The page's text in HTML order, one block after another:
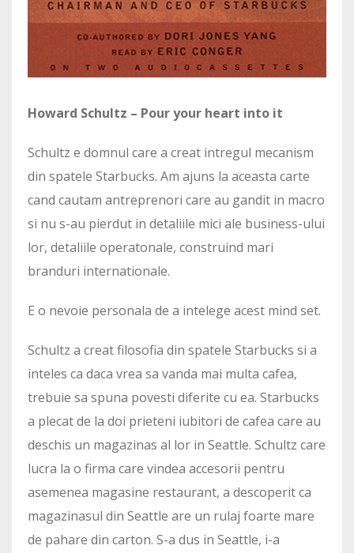
Howard Schultz – Pour your heart into it
Schultz e domnul care a creat intregul mecanism
din spatele Starbucks. Am ajuns la aceasta carte
cand cautam antreprenori care au gandit in macro
si nu s-au pierdut in detaliile mici ale business-ului
lor, detaliile operatonale, construind mari
branduri internationale.
E o nevoie personala de a intelege acest mind set.
Schultz a creat filosofia din spatele Starbucks si a
inteles ca daca vrea sa vanda mai multa cafea,
trebuie sa spuna povesti diferite cu ea. Starbucks
a plecat de la doi prieteni iubitori de cafea care au
deschis un magazinas al lor in Seattle. Schultz care
lucra la o firma care vindea accesorii pentru
asemenea magasine restaurant, a descoperit ca
magazinasul din Seattle are un rulaj foarte mare
de pahare din carton. S-a dus in Seattle, i-a